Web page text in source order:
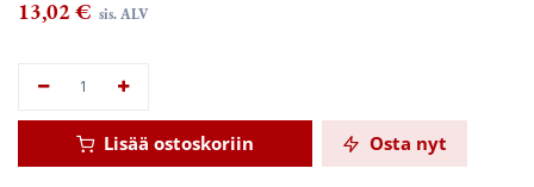
13,02€ sis. ALV
Lisää ostoskoriin Osta nyt